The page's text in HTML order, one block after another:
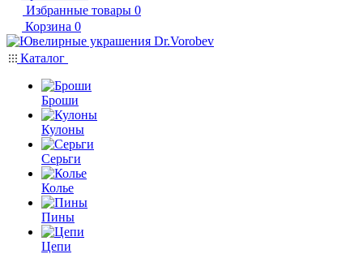
Избранные товары 0
Корзина 0
Каталог
Броши
Кулоны
Серьги
Колье
Пины
Цепи